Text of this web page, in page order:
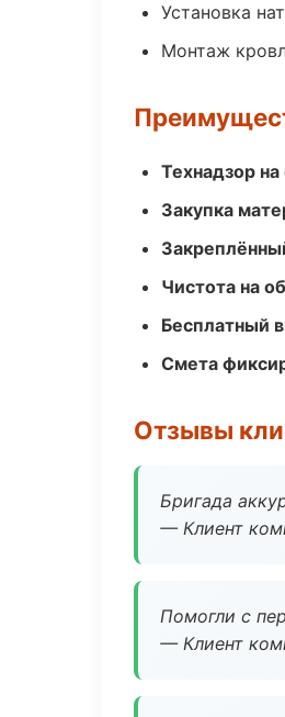
Установка
Монтаж
Технадзор
Закупка
Чистота на
Бесплатный
Смета
Отзывы
Бригада
— Клиент
Помогли с
— Клиент